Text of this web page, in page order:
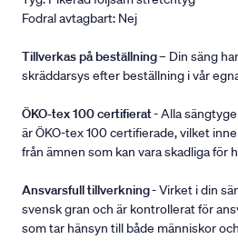
Fodral avtagbart: Nej
Tillverkas på beställning– Din säng
skräddarsys efter beställning i vår
ÖKO-tex 100 certifierat- Alla
är ÖKO-tex 100 certifierade, vilket
från ämnen som kan vara skadliga för
Ansvarsfull tillverkning- Virket i din
svensk gran och är kontrollerat för
som tar hänsyn till både människor